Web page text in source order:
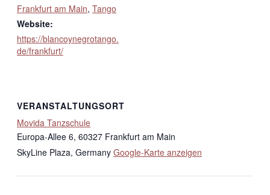
Frankfurt am Main, Tango
Website:
https://blancoynegrotango.
de/frankfurt/
VERANSTALTUNGSORT
Movida Tanzschule
Europa-Allee 6, 60327 Frankfurt am Main
SkyLine Plaza, Germany Google-Karte anzeigen